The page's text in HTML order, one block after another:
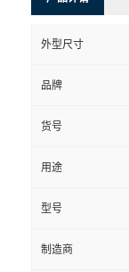
外型尺寸
品牌
货号
用途
型号
制造商